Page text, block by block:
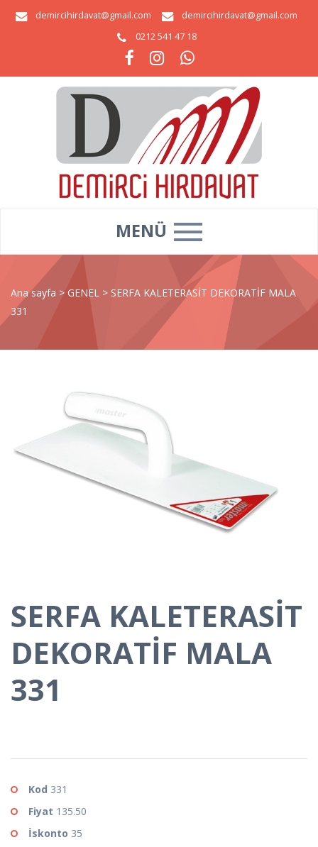
demircihirdavat@gmail.com
demircihirdavat@gmail.com
0212 541 47 18
MENÜ
Ana sayfa > GENEL > SERFA KALETERASİT DEKORATİF MALA
331
SERFA KALETERASİT
DEKORATİF MALA
331
Kod 331
Fiyat 135.50
İskonto 35